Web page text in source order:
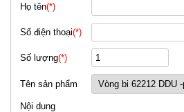
Họ tên(*)
Số điện thoại(*)
Số lượng(*)
Tên sản phẩm
Nội dung